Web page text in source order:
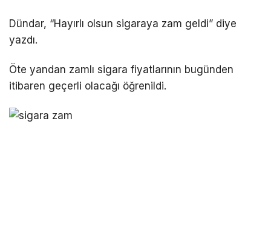
Dündar, “Hayırlı olsun sigaraya zam geldi” diye
yazdı.
Öte yandan zamlı sigara fiyatlarının bugünden
itibaren geçerli olacağı öğrenildi.